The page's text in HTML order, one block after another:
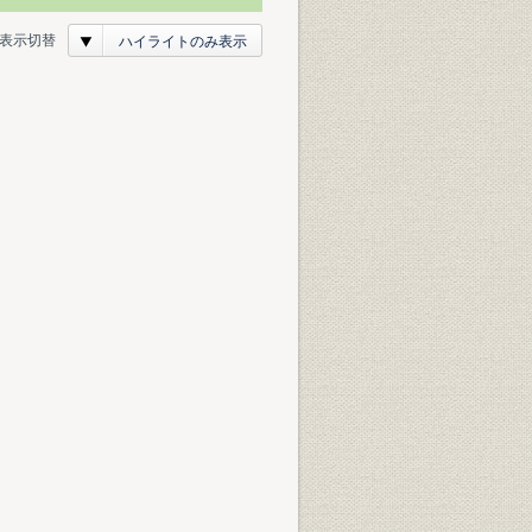
表示切替 ハイライトのみ表示